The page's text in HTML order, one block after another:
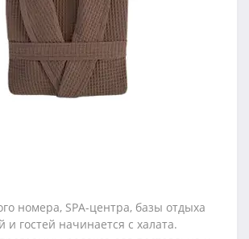
номера, SPA-центра, базы отдыха
и гостей начинается с халата.